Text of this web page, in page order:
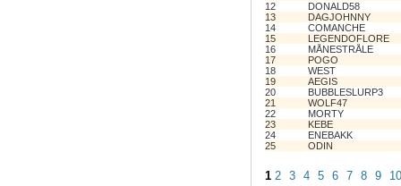
12
DONALD58
13
DAGJOHNNY
14
COMANCHE
15
LEGENDOFLORE
16
MÅNESTRÅLE
17
POGO
18
WEST
19
AEGIS
20
BUBBLESLURP3
21
WOLF47
22
MORTY
23
KEBE
24
ENEBAKK
25
ODIN
1 2 3 4 5 6 7 8 9 10